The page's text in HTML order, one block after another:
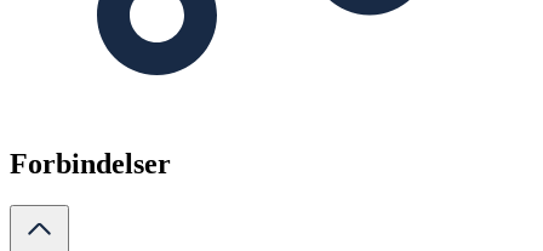
Forbindelser